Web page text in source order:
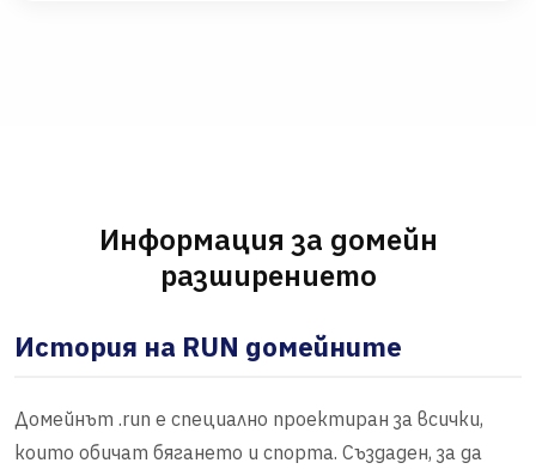
Информация за домейн
разширението
История на RUN домейните
Домейнът .run е специално проектиран за всички,
които обичат бягането и спорта. Създаден, за да